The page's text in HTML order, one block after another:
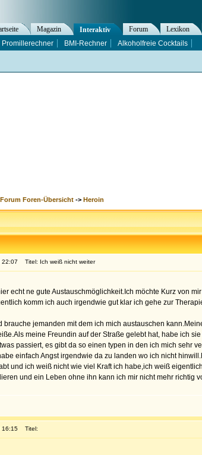
Foren-Übersicht -> Heroin
22:07 Titel: Ich weiß nicht weiter
echt ne gute Austauschmöglichkeit.Ich möchte Kurz von
komm ich auch irgendwie gut klar ich gehe zur
brauche jemanden mit dem ich mich austauschen
meine Freundin auf der Straße gelebt hat, habe ich
passiert, es gibt da so einen typen in den ich mich sehr
einfach Angst irgendwie da zu landen wo ich nicht
und ich weiß nicht wie viel Kraft ich habe,ich weiß
und ein Leben ohne ihn kann ich mir nicht mehr richtig
16:15 Titel:
Magazin Interaktiv Forum Lexikon
Promillerechner BMI-Rechner Alkoholfreie Cocktails